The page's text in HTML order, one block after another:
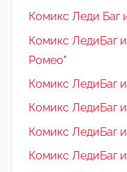
Комикс Леди Баг
Комикс ЛедиБаг
Ромео"
Комикс ЛедиБаг
Комикс ЛедиБаг
Комикс ЛедиБаг
Комикс ЛедиБаг